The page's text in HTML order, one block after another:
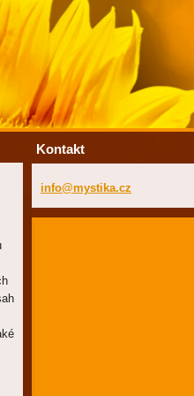
Kontakt
info@mystika.cz